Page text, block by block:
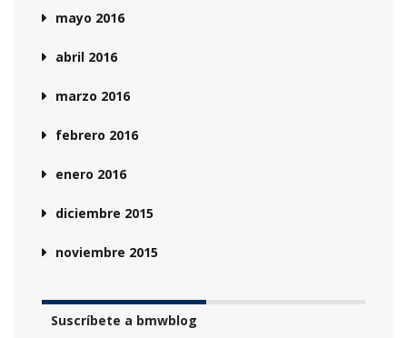
mayo 2016
abril 2016
marzo 2016
febrero 2016
enero 2016
diciembre 2015
noviembre 2015
Suscríbete a bmwblog